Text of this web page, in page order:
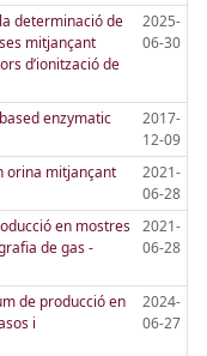
determinació de
mitjançant
d’ionització de
2025-
06-30
enzymatic
2017-
12-09
orina mitjançant
2021-
06-28
en mostres
de gas -
2021-
06-28
de producció en
i
2024-
06-27